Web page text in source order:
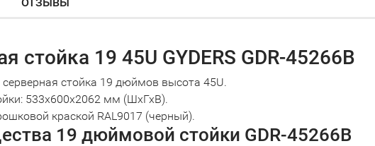
стойка 19 45U GYDERS GDR-45266B
стойка 19 дюймов высота 45U.
533x600x2062 мм (ШхГхВ).
краской RAL9017 (черный).
19 дюймовой стойки GDR-45266B